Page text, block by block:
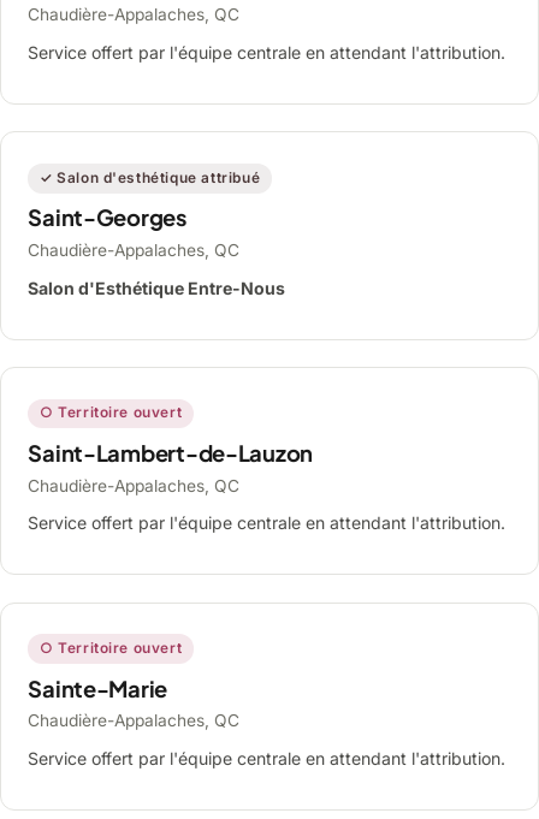
Chaudière-Appalaches, QC
Service offert par l'équipe centrale en attendant l'attribution.
✓ Salon d'esthétique attribué
Saint-Georges
Chaudière-Appalaches, QC
Salon d'Esthétique Entre-Nous
○ Territoire ouvert
Saint-Lambert-de-Lauzon
Chaudière-Appalaches, QC
Service offert par l'équipe centrale en attendant l'attribution.
○ Territoire ouvert
Sainte-Marie
Chaudière-Appalaches, QC
Service offert par l'équipe centrale en attendant l'attribution.